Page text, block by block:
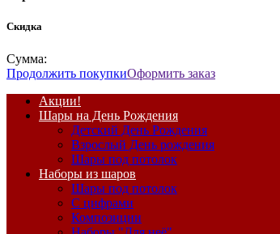
Скидка
Сумма:
Продолжить покупкиОформить заказ
Акции!
Шары на День Рождения
Детский День Рождения
Взрослый День рождения
Шары под потолок
Наборы из шаров
Шары под потолок
С цифрами
Композиции